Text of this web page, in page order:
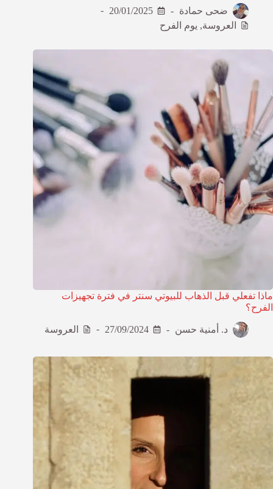
ضحى حمادة
20/01/2025
العروسة, يوم الفرح
ماذا تفعلي قبل الذهاب للبيوتي سنتر في فترة تجهيزات
الفرح؟
د. أمنية حسن 27/09/2024 العروسة